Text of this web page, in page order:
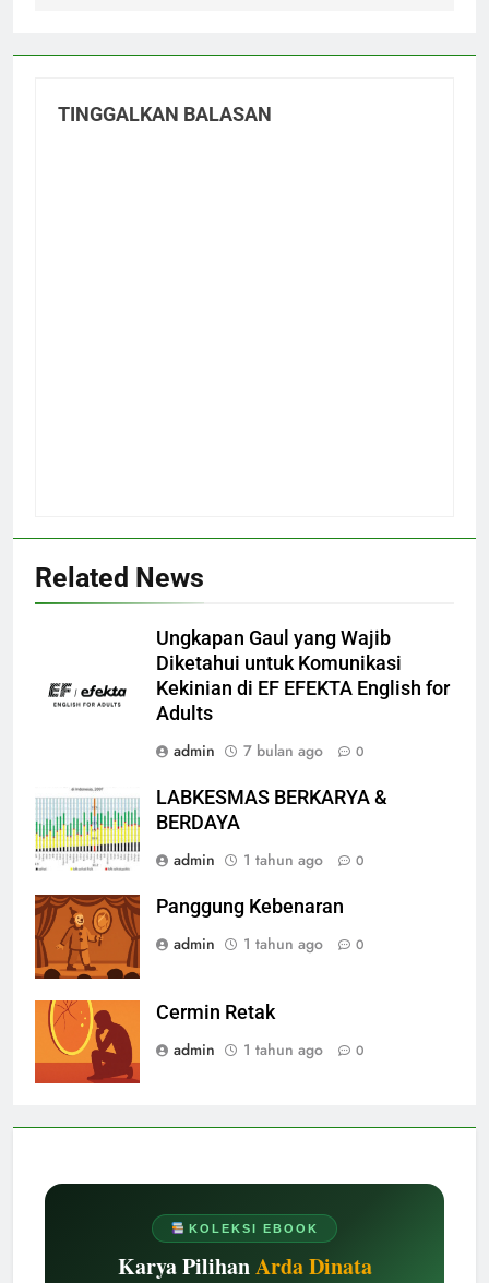
KOLEKSI EBOOK
Karya PilihanArda Dinata
TINGGALKAN BALASAN
Related News
Ungkapan Gaul yang Wajib
Diketahui untuk Komunikasi
Kekinian di EF EFEKTA English for
Adults
admin
7 bulan ago 0
LABKESMAS BERKARYA &
BERDAYA
admin
1 tahun ago 0
Panggung Kebenaran
admin
1 tahun ago 0
Cermin Retak
admin
1 tahun ago 0